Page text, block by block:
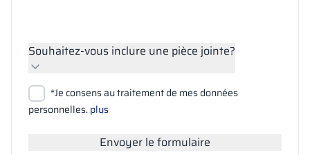
Souhaitez-vous inclure une pièce jointe?
Joindre des fichiers
Rechercher
*Je consens au traitement de mes données
personnelles.plus
Envoyer le formulaire